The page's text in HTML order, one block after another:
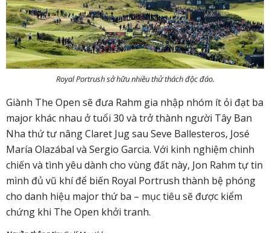
Royal Portrush sở hữu nhiều thử thách độc đáo.
Giành The Open sẽ đưa Rahm gia nhập nhóm ít ỏi đạt ba
major khác nhau ở tuổi 30 và trở thành người Tây Ban
Nha thứ tư nâng Claret Jug sau Seve Ballesteros, José
María Olazábal và Sergio Garcia. Với kinh nghiệm chinh
chiến và tình yêu dành cho vùng đất này, Jon Rahm tự tin
mình đủ vũ khí để biến Royal Portrush thành bệ phóng
cho danh hiệu major thứ ba – mục tiêu sẽ được kiểm
chứng khi The Open khởi tranh.